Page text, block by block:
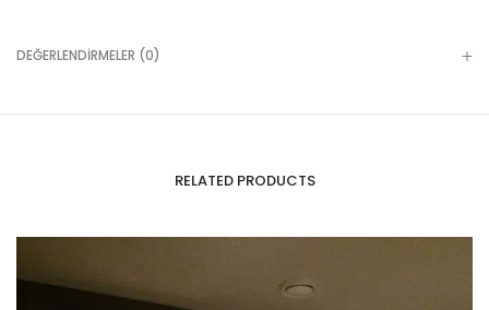
DEĞERLENDIRMELER (0)
RELATED PRODUCTS